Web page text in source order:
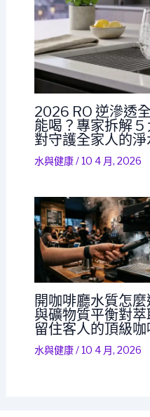
2026 RO 逆滲透
能喝？專家拆解 5
對守護全家人的淨
水與健康/10 4 月, 2026
開咖啡廳水質怎
與礦物質平衡對
留住客人的頂級咖
水與健康/10 4 月, 2026